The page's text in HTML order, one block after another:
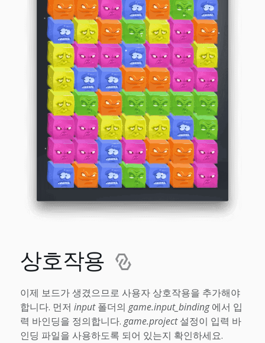
상호작용
이제 보드가 생겼으므로 사용자 상호작용을 추가해야
합니다. 먼저 input폴더의 game.input_binding에서 입
력 바인딩을 정의합니다. game.project설정이 입력 바
인딩 파일을 사용하도록 되어 있는지 확인하세요.